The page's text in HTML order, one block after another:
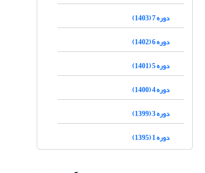
دوره 7 (1403)
دوره 6 (1402)
دوره 5 (1401)
دوره 4 (1400)
دوره 3 (1399)
دوره 1 (1395)